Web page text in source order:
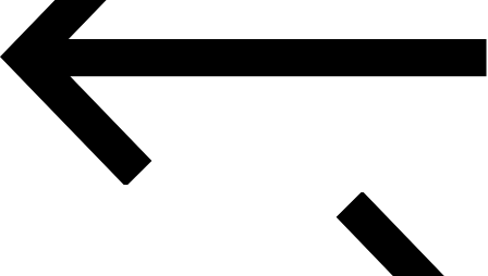
Комплексные логистические решения